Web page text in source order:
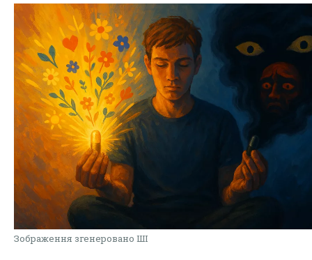
Зображення згенеровано ШІ